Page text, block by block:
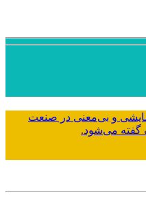
و بی‌معنی در صنعت
گفته می‌شود.